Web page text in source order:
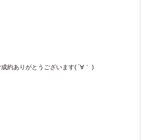
約ありがとうございます( ´∀｀ )